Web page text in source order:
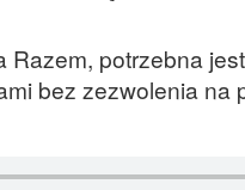
potrzebna
bez zezwolenia na